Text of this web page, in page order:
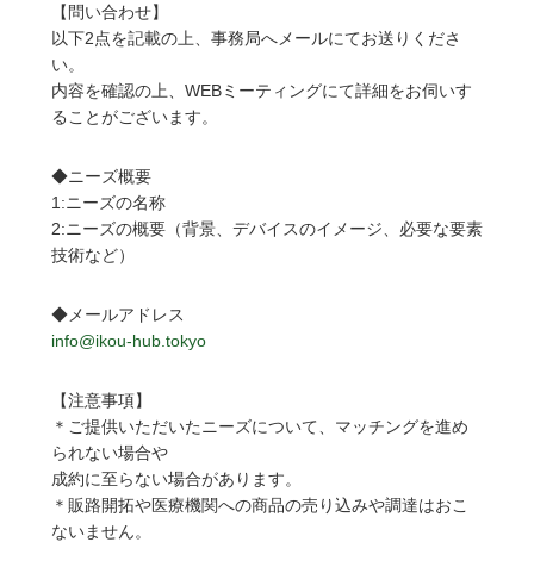
【問い合わせ】
以下2点を記載の上、事務局へメールにてお送りくださ
い。
内容を確認の上、WEBミーティングにて詳細をお伺いす
ることがございます。
◆ニーズ概要
1:ニーズの名称
2:ニーズの概要（背景、デバイスのイメージ、必要な要素
技術など）
◆メールアドレス
info@ikou-hub.tokyo
【注意事項】
＊ご提供いただいたニーズについて、マッチングを進め
られない場合や
成約に至らない場合があります。
＊販路開拓や医療機関への商品の売り込みや調達はおこ
ないません。